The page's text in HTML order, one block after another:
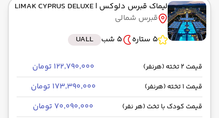
لیماک قبرس دلوکس | LIMAK CYPRUS DELUXE
قبرس شمالی
5 ستاره
5 شب UALL
قیمت 2 تخته (هرنفر) ۱۲۲٬۷۹۰٬۰۰۰ تومان
قیمت 1 تخته (هرنفر) ۱۷۳٬۳۹۰٬۰۰۰ تومان
قیمت کودک با تخت (هر نفر) ۷۰٬۰۹۰٬۰۰۰ تومان